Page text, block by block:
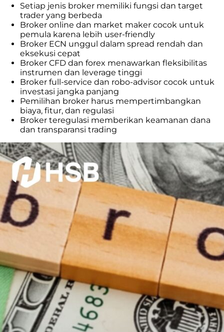
Setiap jenis broker memiliki fungsi dan target
trader yang berbeda
Broker online dan market maker cocok untuk
pemula karena lebih user-friendly
Broker ECN unggul dalam spread rendah dan
eksekusi cepat
Broker CFD dan forex menawarkan fleksibilitas
instrumen dan leverage tinggi
Broker full-service dan robo-advisor cocok untuk
investasi jangka panjang
Pemilihan broker harus mempertimbangkan
biaya, fitur, dan regulasi
Broker teregulasi memberikan keamanan dana
dan transparansi trading